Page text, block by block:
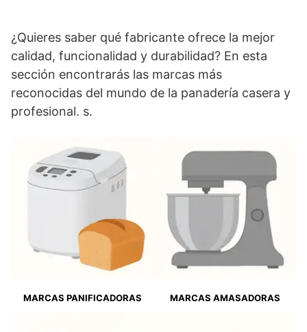
¿Quieres saber qué fabricante ofrece la mejor
calidad, funcionalidad y durabilidad? En esta
sección encontrarás las marcas más
reconocidas del mundo de la panadería casera y
profesional. s.
MARCAS PANIFICADORAS MARCAS AMASADORAS